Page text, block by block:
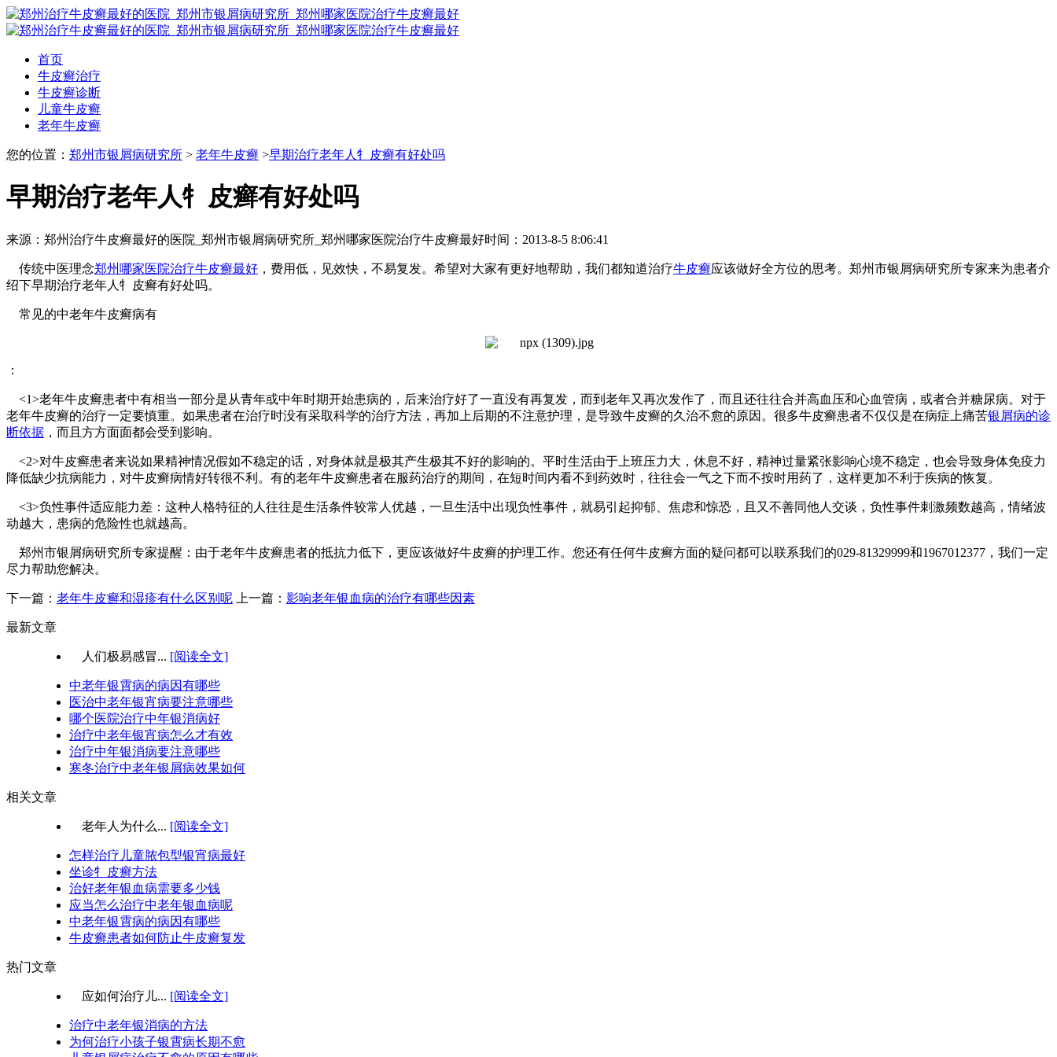
首页
牛皮癣治疗
牛皮癣诊断
儿童牛皮癣
老年牛皮癣
您的位置： 郑州市银屑病研究所 > 老年牛皮癣 >早期治疗老年人牜皮癣有好处吗
早期治疗老年人牜皮癣有好处吗
来源：郑州治疗牛皮癣最好的医院_郑州市银屑病研究所_郑州哪家医院治疗牛皮癣最好时间：2013-8-5 8:06:41
传统中医理念郑州哪家医院治疗牛皮癣最好 ，费用低，见效快，不易复发。希望对大家有更好地帮助，我们都知道治疗牛皮癣应该做好全方位的思考。郑州市银屑病研究所专家来为患者介
绍下早期治疗老年人牜皮癣有好处吗。
常见的中老年牛皮癣病有
：
<1>老年牛皮癣患者中有相当一部分是从青年或中年时期开始患病的，后来治疗好了一直没有再复发，而到老年又再次发作了，而且还往往合并高血压和心血管病，或者合并糖尿病。对于
老年牛皮癣的治疗一定要慎重。如果患者在治疗时没有采取科学的治疗方法，再加上后期的不注意护理，是导致牛皮癣的久治不愈的原因。很多牛皮癣患者不仅仅是在病症上痛苦银屑病的诊
断依据 ，而且方方面面都会受到影响。
<2>对牛皮癣患者来说如果精神情况假如不稳定的话，对身体就是极其产生极其不好的影响的。平时生活由于上班压力大，休息不好，精神过量紧张影响心境不稳定，也会导致身体免疫力
降低缺少抗病能力，对牛皮癣病情好转很不利。有的老年牛皮癣患者在服药治疗的期间，在短时间内看不到药效时，往往会一气之下而不按时用药了，这样更加不利于疾病的恢复。
<3>负性事件适应能力差：这种人格特征的人往往是生活条件较常人优越，一旦生活中出现负性事件，就易引起抑郁、焦虑和惊恐，且又不善同他人交谈，负性事件刺激频数越高，情绪波
动越大，患病的危险性也就越高。
郑州市银屑病研究所专家提醒：由于老年牛皮癣患者的抵抗力低下，更应该做好牛皮癣的护理工作。您还有任何牛皮癣方面的疑问都可以联系我们的029-81329999和1967012377，我们一定
尽力帮助您解决。
下一篇： 老年牛皮癣和湿疹有什么区别呢 上一篇： 影响老年银血病的治疗有哪些因素
最新文章
人们极易感冒... [阅读全文]
中老年银霄病的病因有哪些
医治中老年银宵病要注意哪些
哪个医院治疗中年银消病好
治疗中老年银宵病怎么才有效
治疗中年银消病要注意哪些
寒冬治疗中老年银屑病效果如何
相关文章
老年人为什么... [阅读全文]
怎样治疗儿童脓包型银宵病最好
坐诊牜皮癣方法
治好老年银血病需要多少钱
应当怎么治疗中老年银血病呢
中老年银霄病的病因有哪些
牛皮癣患者如何防止牛皮癣复发
热门文章
应如何治疗儿... [阅读全文]
治疗中老年银消病的方法
为何治疗小孩子银霄病长期不愈